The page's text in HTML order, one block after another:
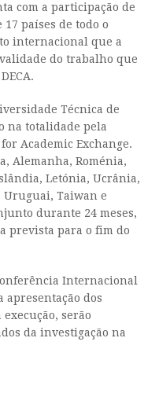
com a participação de
países de todo o
internacional que a
do trabalho que
Técnica de
na totalidade pela
Academic Exchange.
Alemanha, Roménia,
Letónia, Ucrânia,
Uruguai, Taiwan e
durante 24 meses,
prevista para o fim do
Internacional
apresentação dos
serão
da investigação na